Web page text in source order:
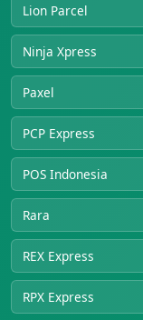
Lion Parcel
Ninja Xpress
Paxel
PCP Express
POS Indonesia
Rara
REX Express
RPX Express